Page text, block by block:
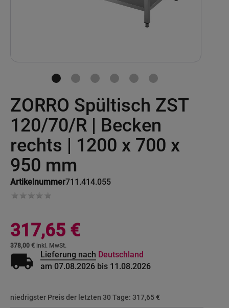
ZORRO Spültisch ZST
120/70/R | Becken
rechts | 1200 x 700 x
950 mm
Artikelnummer711.414.055
to
the
beginning
images
gallery
378,00 €
317,65 €
local_shipping Lieferung nach Deutschland
am 07.08.2026 bis 11.08.2026
niedrigster Preis der letzten 30 Tage: 317,65 €